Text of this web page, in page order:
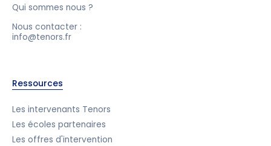
Qui sommes nous ?
Nous contacter :
info@tenors.fr
Ressources
Les intervenants Tenors
Les écoles partenaires
Les offres d'intervention